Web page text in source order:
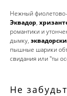
Нежный
Эквадор,
романтики и
дымку,
пышные шарики
свидания или "ты
Не